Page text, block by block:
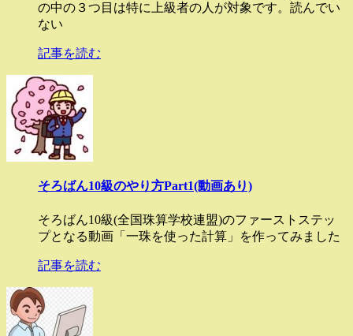
の中の３つ目は特に上級者の人が対象です。読んでい
ない
記事を読む
そろばん10級のやり方Part1(動画あり)
そろばん10級(全国珠算学校連盟)のファーストステッ
プとなる動画「一珠を使った計算」を作ってみました
記事を読む